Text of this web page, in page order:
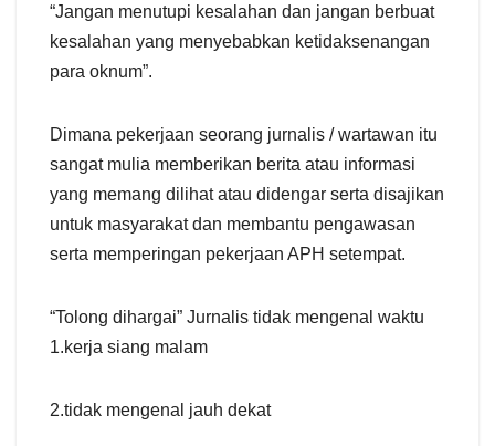
“Jangan menutupi kesalahan dan jangan berbuat
kesalahan yang menyebabkan ketidaksenangan
para oknum”.
Dimana pekerjaan seorang jurnalis / wartawan itu
sangat mulia memberikan berita atau informasi
yang memang dilihat atau didengar serta disajikan
untuk masyarakat dan membantu pengawasan
serta memperingan pekerjaan APH setempat.
“Tolong dihargai” Jurnalis tidak mengenal waktu
1.kerja siang malam
2.tidak mengenal jauh dekat